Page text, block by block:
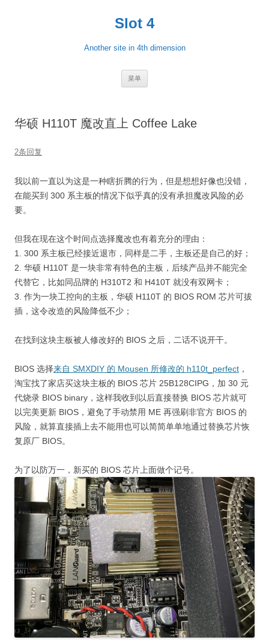
Slot 4
Another site in 4th dimension
菜单
华硕 H110T 魔改直上 Coffee Lake
2条回复
我以前一直以为这是一种瞎折腾的行为，但是想想好像也没错，
在能买到 300 系主板的情况下似乎真的没有承担魔改风险的必
要。
但我在现在这个时间点选择魔改也有着充分的理由：
1. 300 系主板已经接近退市，同样是二手，主板还是自己的好；
2. 华硕 H110T 是一块非常有特色的主板，后续产品并不能完全
代替它，比如同品牌的 H310T2 和 H410T 就没有双网卡；
3. 作为一块工控向的主板，华硕 H110T 的 BIOS ROM 芯片可拔
插，这令改造的风险降低不少；
在找到这块主板被人修改好的 BIOS 之后，二话不说开干。
BIOS 选择来自 SMXDIY 的 Mousen 所修改的 h110t_perfect ，
淘宝找了家店买这块主板的 BIOS 芯片 25B128CIPG，加 30 元
代烧录 BIOS binary，这样我收到以后直接替换 BIOS 芯片就可
以完美更新 BIOS，避免了手动禁用 ME 再强刷非官方 BIOS 的
风险，就算直接插上去不能用也可以简简单单地通过替换芯片恢
复原厂 BIOS。
为了以防万一，新买的 BIOS 芯片上面做个记号。